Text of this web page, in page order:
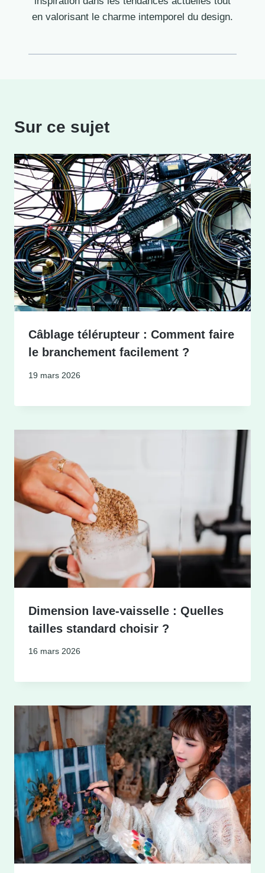
en valorisant le charme intemporel du design.
Sur ce sujet
Câblage télérupteur : Comment faire
le branchement facilement ?
19 mars 2026
Dimension lave-vaisselle : Quelles
tailles standard choisir ?
16 mars 2026